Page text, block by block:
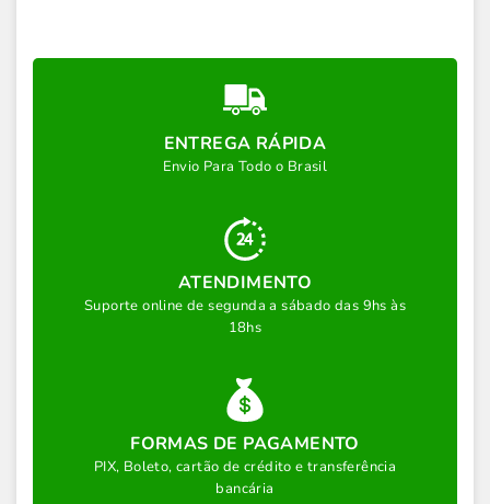
ENTREGA RÁPIDA
Envio Para Todo o Brasil
ATENDIMENTO
Suporte online de segunda a sábado das 9hs às
18hs
FORMAS DE PAGAMENTO
PIX, Boleto, cartão de crédito e transferência
bancária